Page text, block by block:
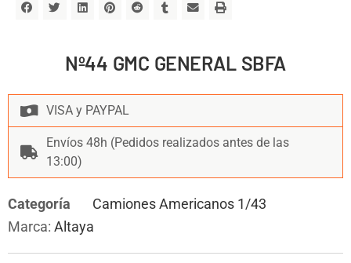
Nº44 GMC GENERAL SBFA
VISA y PAYPAL
Envíos 48h (Pedidos realizados antes de las
13:00)
Categoría
Camiones Americanos 1/43
Marca: Altaya